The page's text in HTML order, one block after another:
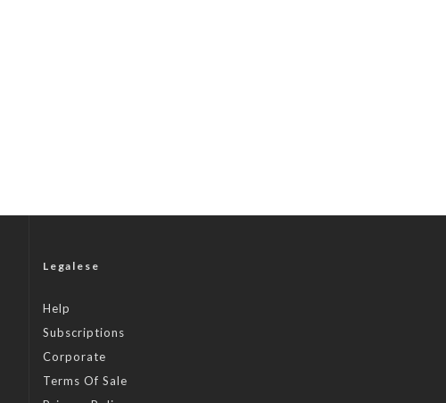
Legalese
Help
Subscriptions
Corporate
Terms Of Sale